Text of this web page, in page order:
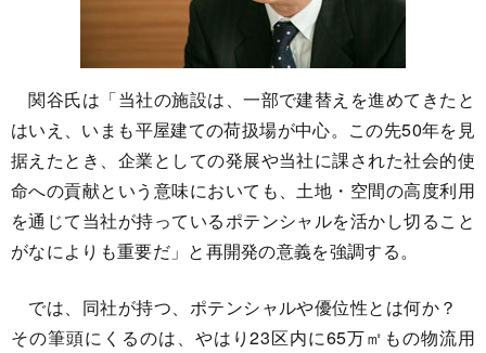
関谷氏は「当社の施設は、一部で建替えを進めてきたと
はいえ、いまも平屋建ての荷扱場が中心。この先50年を見
据えたとき、企業としての発展や当社に課された社会的使
命への貢献という意味においても、土地・空間の高度利用
を通じて当社が持っているポテンシャルを活かし切ること
がなによりも重要だ」と再開発の意義を強調する。
では、同社が持つ、ポテンシャルや優位性とは何か？
その筆頭にくるのは、やはり23区内に65万㎡もの物流用